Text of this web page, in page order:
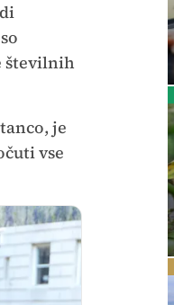
številnih
je
vse